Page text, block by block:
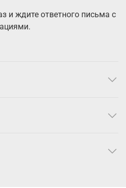
и ждите ответного письма с